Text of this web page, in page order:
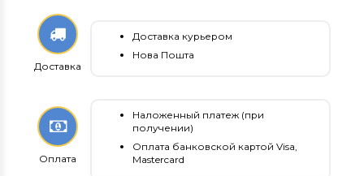
Доставка
Доставка курьером
Нова Пошта
Оплата
Наложенный платеж (при
получении)
Оплата банковской картой Visa,
Mastercard